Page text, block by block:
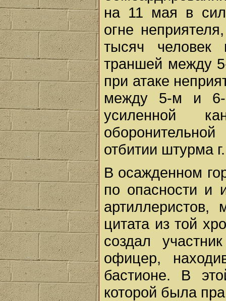
на 11 мая в
огне
тысяч человек
траншей между
при атаке
между 5-м и
усиленной
отбитии штурма
В осажденном
по опасности и
артиллеристов,
цитата из той
создал
офицер,
бастионе. В
которой была